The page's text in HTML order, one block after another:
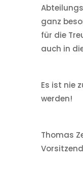
ganz
für die
auch in
Es ist nie
werden!
Thomas